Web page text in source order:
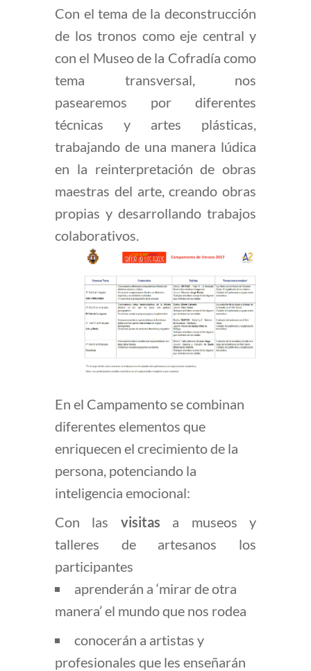
Con el tema de la deconstrucción
de los tronos como eje central y
con el Museo de la Cofradía como
tema transversal, nos
pasearemos por diferentes
técnicas y artes plásticas,
trabajando de una manera lúdica
en la reinterpretación de obras
maestras del arte, creando obras
propias y desarrollando trabajos
colaborativos.
En el Campamento se combinan
diferentes elementos que
enriquecen el crecimiento de la
persona, potenciando la
inteligencia emocional:
Con las visitas a museos y
talleres de artesanos los
participantes
aprenderán a ‘mirar de otra
manera’ el mundo que nos rodea
conocerán a artistas y
profesionales que les enseñarán